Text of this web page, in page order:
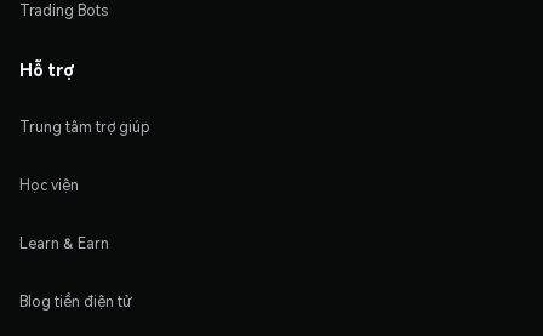
Trading Bots
Hỗ trợ
Trung tâm trợ giúp
Học viện
Learn & Earn
Blog tiền điện tử